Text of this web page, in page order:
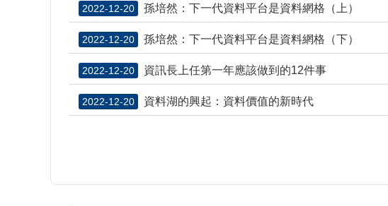
2022-12-20 孫培然：下一代資料平台是資料網格（上）
2022-12-20 孫培然：下一代資料平台是資料網格（下）
2022-12-20 資訊長上任第一年應該做到的12件事
2022-12-20 資料湖的興起：資料價值的新時代